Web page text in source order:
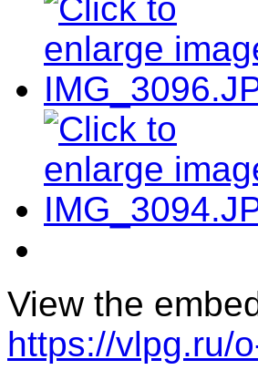
View the
https://vlpg.ru/